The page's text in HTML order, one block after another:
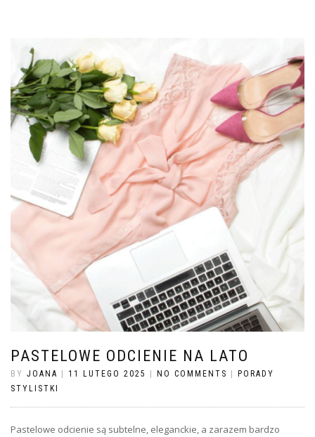
PASTELOWE ODCIENIE NA LATO
BY JOANA 11 LUTEGO 2025 NO COMMENTS
PORADY
STYLISTKI
Pastelowe odcienie są subtelne, eleganckie, a zarazem bardzo